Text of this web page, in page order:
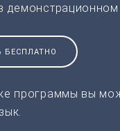
БЕСПЛАТНО
программы вы